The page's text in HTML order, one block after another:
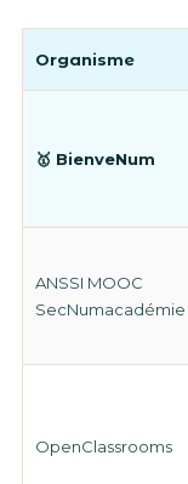
Organisme
🥇 BienveNum
ANSSI MOOC
SecNumacadémie
OpenClassrooms